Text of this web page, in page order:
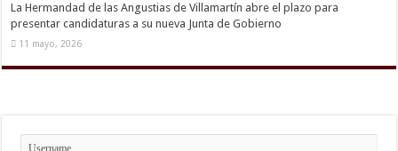
La Hermandad de las Angustias de Villamartín abre el plazo para
presentar candidaturas a su nueva Junta de Gobierno
11 mayo, 2026